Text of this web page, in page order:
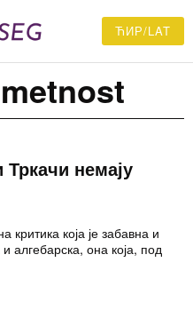
ЋИР/LAT
немају
критика која је забавна и
алгебарска, она која, под